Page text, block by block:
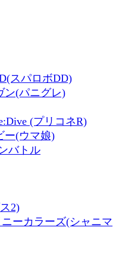
スパロボDD)
ン(パニグレ)
(プリコネR)
ー(ウマ娘)
バトル
2)
ーカラーズ(シャニマ